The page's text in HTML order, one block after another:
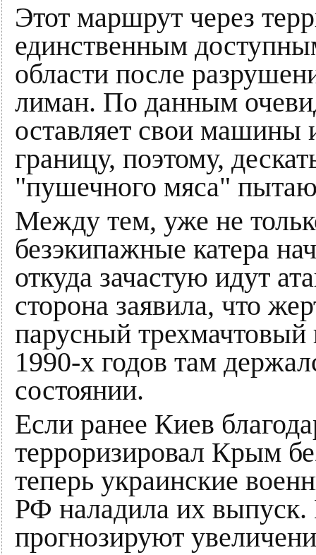
Этот маршрут через
единственным
области после
лиман. По данным
оставляет свои машины
границу, поэтому,
"пушечного мяса"
Между тем, уже не
безэкипажные катера
откуда зачастую идут
сторона заявила, что
парусный
1990-х годов там
состоянии.
Если ранее Киев
терроризировал Крым
теперь украинские
РФ наладила их выпуск.
прогнозируют